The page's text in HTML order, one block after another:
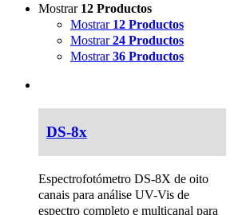
Mostrar 12 Productos
Mostrar 12 Productos
Mostrar24 Productos
Mostrar36 Productos
DS-8x
Espectrofotómetro DS-8X de oito
canais para análise UV-Vis de
espectro completo e multicanal para